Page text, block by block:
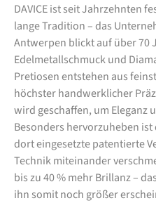
DAVICE ist seit Jahrzehnten
lange Tradition – das
Antwerpen blickt auf über 70
Edelmetallschmuck und
Pretiosen entstehen aus
höchster handwerklicher
wird geschaffen, um Eleganz
Besonders hervorzuheben ist
dort eingesetzte patentierte
Technik miteinander
bis zu 40 % mehr Brillanz –
ihn somit noch größer